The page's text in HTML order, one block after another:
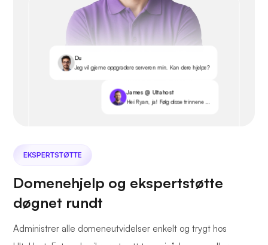
Du
Jeg vil gjerne oppgradere serveren min. Kan dere hjelpe?
James @ Ultahost
Hei Ryan, ja! Følg disse trinnene ...
EKSPERTSTØTTE
Domenehjelp og ekspertstøtte
døgnet rundt
Administrer alle domeneutvidelser enkelt og trygt hos